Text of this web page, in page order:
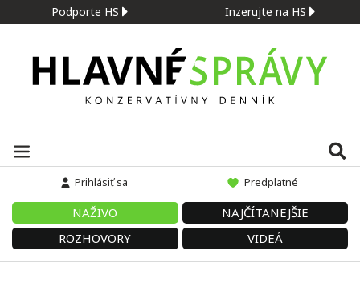
Podporte HS Inzerujte na HS
Prihlásiť sa Predplatné
NAŽIVO
NAJČÍTANEJŠIE
ROZHOVORY
VIDEÁ